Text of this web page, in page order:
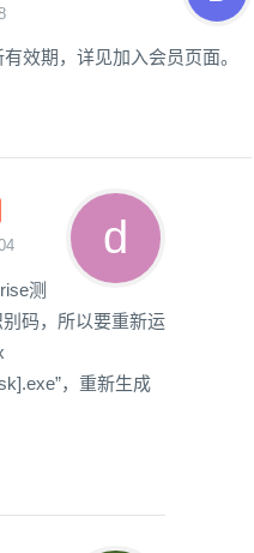
效期，详见加入会员页面。
测
码，所以要重新运
，重新生成